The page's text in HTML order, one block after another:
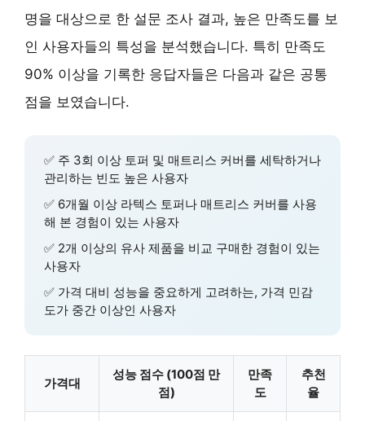
명을 대상으로 한 설문 조사 결과, 높은 만족도를 보
인 사용자들의 특성을 분석했습니다. 특히 만족도
90% 이상을 기록한 응답자들은 다음과 같은 공통
점을 보였습니다.
✅ 주 3회 이상 토퍼 및 매트리스 커버를 세탁하거나
관리하는 빈도 높은 사용자
✅ 6개월 이상 라텍스 토퍼나 매트리스 커버를 사용
해 본 경험이 있는 사용자
✅ 2개 이상의 유사 제품을 비교 구매한 경험이 있는
사용자
✅ 가격 대비 성능을 중요하게 고려하는, 가격 민감
도가 중간 이상인 사용자
가격대
성능 점수 (100점 만
점)
만족
도
추천
율